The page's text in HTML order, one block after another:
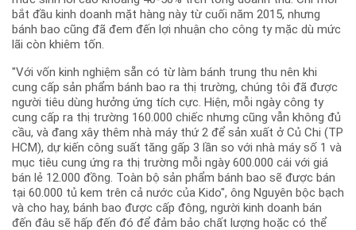
bắt đầu kinh doanh mặt hàng này từ cuối năm 2015, nhưng
bánh bao cũng đã đem đến lợi nhuận cho công ty mặc dù mức
lãi còn khiêm tốn.
"Với vốn kinh nghiệm sẵn có từ làm bánh trung thu nên khi
cung cấp sản phẩm bánh bao ra thị trường, chúng tôi đã được
người tiêu dùng hưởng ứng tích cực. Hiện, mỗi ngày công ty
cung cấp ra thị trường 160.000 chiếc nhưng cũng vẫn không đủ
cầu, và đang xây thêm nhà máy thứ 2 để sản xuất ở Củ Chi (TP
HCM), dự kiến công suất tăng gấp 3 lần so với nhà máy số 1 và
mục tiêu cung ứng ra thị trường mỗi ngày 600.000 cái với giá
bán lẻ 12.000 đồng. Toàn bộ sản phẩm bánh bao sẽ được bán
tại 60.000 tủ kem trên cả nước của Kido", ông Nguyên bộc bạch
và cho hay, bánh bao được cấp đông, người kinh doanh bán
đến đâu sẽ hấp đến đó để đảm bảo chất lượng hoặc có thể